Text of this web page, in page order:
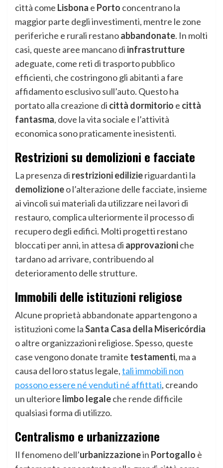
città come Lisbona e Porto concentrano la
maggior parte degli investimenti, mentre le zone
periferiche e rurali restanoabbandonate. In molti
casi, queste aree mancano di infrastrutture
adeguate, come reti di trasporto pubblico
efficienti, che costringono gli abitanti a fare
affidamento esclusivo sull’auto. Questo ha
portato alla creazione di città dormitorio e città
fantasma, dove la vita sociale e l’attività
economica sono praticamente inesistenti.
Restrizioni su demolizioni e facciate
La presenza di restrizioni edilizieriguardanti la
demolizioneo l’alterazione delle facciate, insieme
ai vincoli sui materiali da utilizzare nei lavori di
restauro, complica ulteriormente il processo di
recupero degli edifici. Molti progetti restano
bloccati per anni, in attesa di approvazioniche
tardano ad arrivare, contribuendo al
deterioramento delle strutture.
Immobili delle istituzioni religiose
Alcune proprietà abbandonate appartengono a
istituzioni come laSanta Casa della Misericórdia
o altre organizzazioni religiose. Spesso, queste
case vengono donate tramite testamenti, ma a
causa del loro status legale,tali immobili non
possono essere né venduti né affittati, creando
un ulteriore limbo legaleche rende difficile
qualsiasi forma di utilizzo.
Centralismo e urbanizzazione
Il fenomeno dell’urbanizzazionein Portogallo è